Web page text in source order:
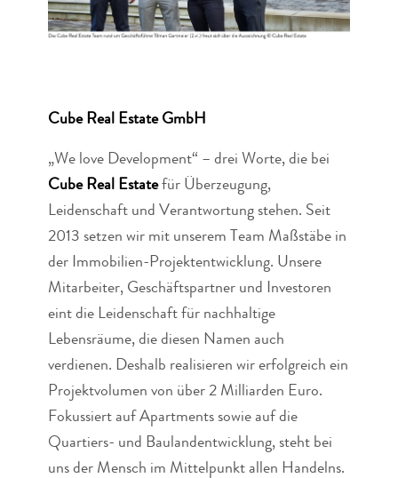
Cube Real Estate GmbH
„We love Development“ – drei Worte, die bei
Cube Real Estatefür Überzeugung,
Leidenschaft und Verantwortung stehen. Seit
2013 setzen wir mit unserem Team Maßstäbe in
der Immobilien-Projektentwicklung. Unsere
Mitarbeiter, Geschäftspartner und Investoren
eint die Leidenschaft für nachhaltige
Lebensräume, die diesen Namen auch
verdienen. Deshalb realisieren wir erfolgreich ein
Projektvolumen von über 2 Milliarden Euro.
Fokussiert auf Apartments sowie auf die
Quartiers- und Baulandentwicklung, steht bei
uns der Mensch im Mittelpunkt allen Handelns.